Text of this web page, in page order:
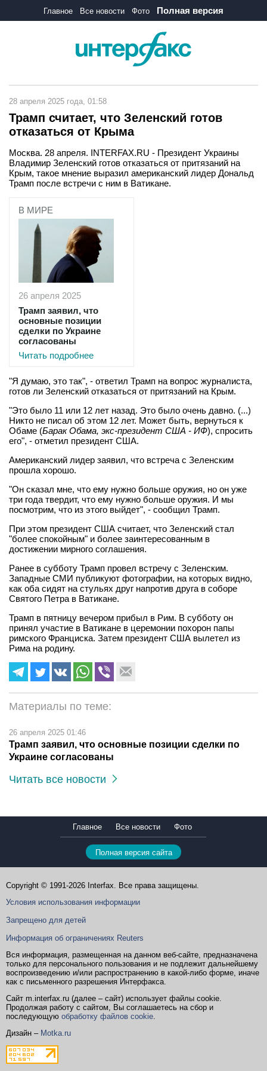
Главное Все новости Фото Полная версия
28 апреля 2025 года, 01:58
Трамп считает, что Зеленский готов
отказаться от Крыма
Москва. 28 апреля. INTERFAX.RU - Президент Украины
Владимир Зеленский готов отказаться от притязаний на
Крым, такое мнение выразил американский лидер Дональд
Трамп после встречи с ним в Ватикане.
В МИРЕ
26 апреля 2025
Трамп заявил, что
основные позиции
сделки по Украине
согласованы
Читать подробнее
"Я думаю, это так", - ответил Трамп на вопрос журналиста,
готов ли Зеленский отказаться от притязаний на Крым.
"Это было 11 или 12 лет назад. Это было очень давно. (...)
Никто не писал об этом 12 лет. Может быть, вернуться к
Обаме (Барак Обама, экс-президент США - ИФ), спросить
его", - отметил президент США.
Американский лидер заявил, что встреча с Зеленским
прошла хорошо.
"Он сказал мне, что ему нужно больше оружия, но он уже
три года твердит, что ему нужно больше оружия. И мы
посмотрим, что из этого выйдет", - сообщил Трамп.
При этом президент США считает, что Зеленский стал
"более спокойным" и более заинтересованным в
достижении мирного соглашения.
Ранее в субботу Трамп провел встречу с Зеленским.
Западные СМИ публикуют фотографии, на которых видно,
как оба сидят на стульях друг напротив друга в соборе
Святого Петра в Ватикане.
Трамп в пятницу вечером прибыл в Рим. В субботу он
принял участие в Ватикане в церемонии похорон папы
римского Франциска. Затем президент США вылетел из
Рима на родину.
Материалы по теме:
26 апреля 2025 01:46
Трамп заявил, что основные позиции сделки по
Украине согласованы
Читать все новости
Главное Все новости Фото
Полная версия сайта
Copyright © 1991-2026 Interfax. Все права защищены.
Условия использования информации
Запрещено для детей
Информация об ограничениях Reuters
Вся информация, размещенная на данном веб-сайте, предназначена
только для персонального пользования и не подлежит дальнейшему
воспроизведению и/или распространению в какой-либо форме, иначе
как с письменного разрешения Интерфакса.
Сайт m.interfax.ru (далее – сайт) использует файлы cookie.
Продолжая работу с сайтом, Вы соглашаетесь на сбор и
последующую обработку файлов cookie
Дизайн – Motka.ru